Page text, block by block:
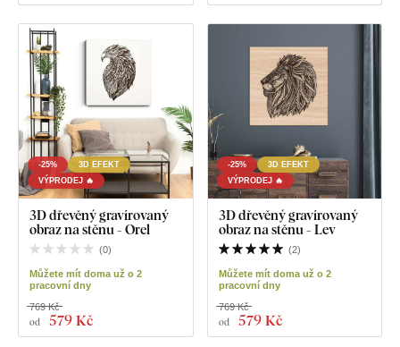
-25%
3D EFEKT
VÝPRODEJ 🔥
3D dřevěný gravírovaný
obraz na stěnu - Orel
(0)
Můžete mít doma už o 2
pracovní dny
od 579 Kč
769 Kč
-25%
3D EFEKT
VÝPRODEJ 🔥
3D dřevěný gravírovaný
obraz na stěnu - Lev
(2)
Můžete mít doma už o 2
pracovní dny
od 579 Kč
769 Kč